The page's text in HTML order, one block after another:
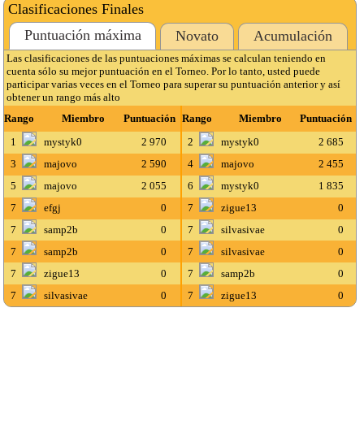
Clasificaciones Finales
Puntuación máxima
Novato Acumulación
Las clasificaciones de las puntuaciones máximas se calculan teniendo en
cuenta sólo su mejor puntuación en el Torneo. Por lo tanto, usted puede
participar varias veces en el Torneo para superar su puntuación anterior y así
obtener un rango más alto
Rango
Miembro Puntuación Rango Miembro
Puntuación
1
mystyk0 2 970 2 mystyk0
2 685
3
majovo 2 590 4 majovo
2 455
5
majovo 2 055 6 mystyk0
1 835
7
efgj 0 7 zigue13
0
7
samp2b 0 7 silvasivae
0
7
samp2b 0 7 silvasivae
0
7
zigue13 0 7 samp2b
0
7
silvasivae 0 7 zigue13 0